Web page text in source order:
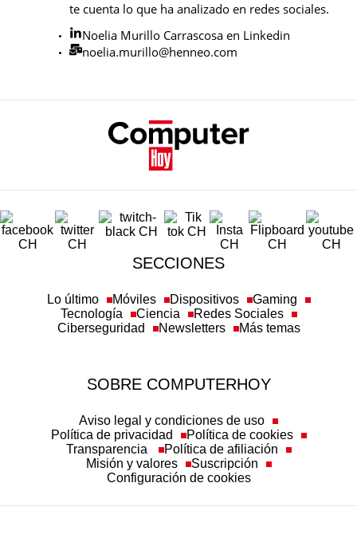
te cuenta lo que ha analizado en redes sociales.
Noelia Murillo Carrascosa en Linkedin
noelia.murillo@henneo.com
SECCIONES
Lo último Móviles Dispositivos
Gaming
Tecnología
Ciencia
Redes Sociales
Ciberseguridad
Newsletters Más temas
SOBRE COMPUTERHOY
Aviso legal y condiciones de uso
Política de privacidad
Política de cookies
Transparencia
Política de afiliación
Misión y valores
Suscripción
Configuración de cookies